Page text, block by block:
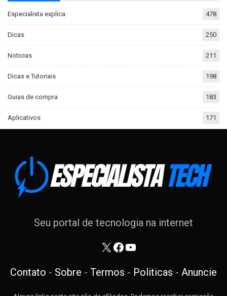
Especialista explica 478
Dicas 250
Noticias 211
Dicas e Tutoriais 198
Guias de compra 183
Aplicativos 171
Seu portal de tecnologia na internet
X Facebook
Youtube
Contato - Sobre - Termos - Politicas - Anuncie